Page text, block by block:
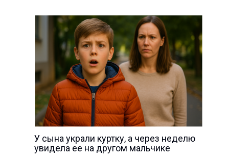
У сына украли куртку, а через неделю
увидела ее на другом мальчике